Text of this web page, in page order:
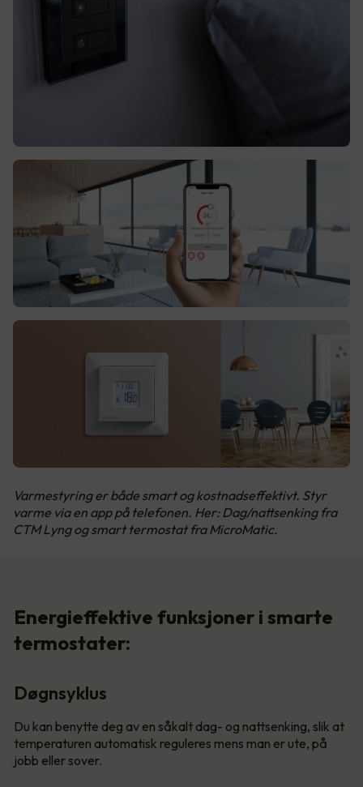
Varmestyring er både smart og kostnadseffektivt. Styr
varme via en app på telefonen. Her: Dag/nattsenking fra
CTM Lyng og smart termostat fra MicroMatic.
Energieffektive funksjoner i smarte
termostater:
Døgnsyklus
Du kan benytte deg av en såkalt dag- og nattsenking, slik at
temperaturen automatisk reguleres mens man er ute, på
jobb eller sover.